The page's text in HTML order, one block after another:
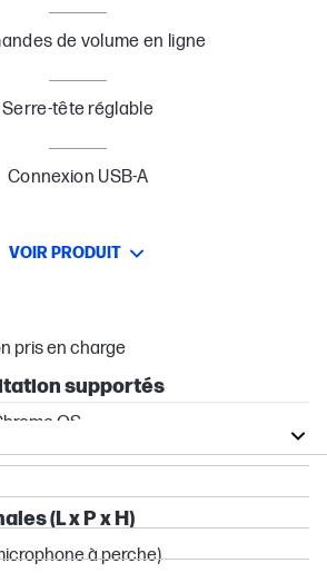
de volume en ligne
Serre-tête réglable
Connexion USB-A
VOIR PRODUIT
pris en charge
supportés
OS
(L x P x H)
à perche)